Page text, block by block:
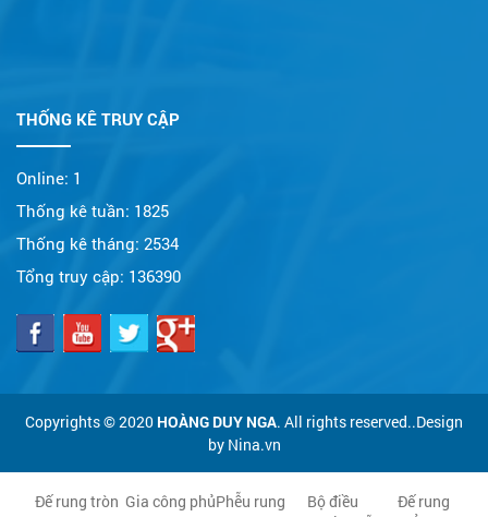
THỐNG KÊ TRUY CẬP
Online: 1
Thống kê tuần: 1825
Thống kê tháng: 2534
Tổng truy cập: 136390
Copyrights © 2020 HOÀNG DUY NGA. All rights reserved..Design
by Nina.vn
Đế rung tròn Gia công phủPhễu rung
Bộ điều
Đế rung